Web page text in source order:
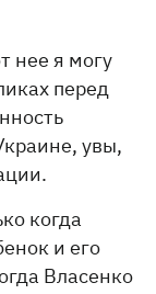
нее я могу
перед
увы,
когда
и его
Власенко